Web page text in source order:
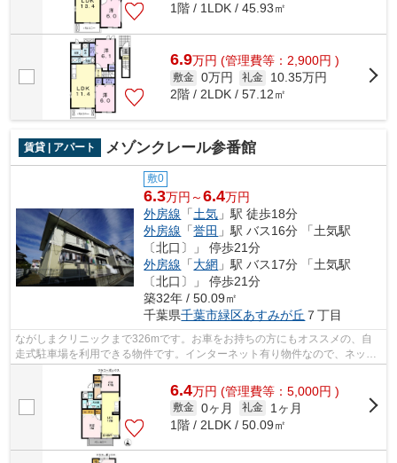
1階 / 1LDK / 45.93㎡
6.9万円 (管理費等：2,900円 )
敷金 0万円 礼金
10.35万円
2階 / 2LDK / 57.12㎡
賃貸 | アパート メゾンクレール参番館
敷0
6.3万円～6.4万円
外房線 「土気 」駅 徒歩18分
外房線 「誉田 」駅 バス16分 「土気駅
〔北口〕」 停歩21分
外房線 「大網 」駅 バス17分 「土気駅
〔北口〕」 停歩21分
築32年 / 50.09㎡
千葉県千葉市緑区あすみが丘 ７丁目
ながしまクリニックまで326mです。お車をお持ちの方にもオススメの、自
走式駐車場を利用できる物件です。インターネット有り物件なので、ネット
をよく使う方におすすめです。ご来店予...
6.4万円 (管理費等：5,000円 )
敷金 0ヶ月 礼金
1ヶ月
1階 / 2LDK / 50.09㎡